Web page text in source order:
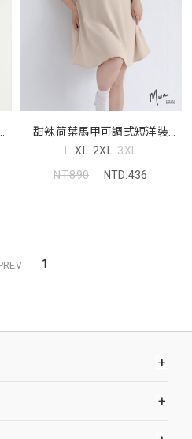
甜辣荷葉馬甲可調式短洋裝
MUA! 中大尺碼洋裝
L XL 2XL 3XL
NT.890
NTD.436
1
+
+